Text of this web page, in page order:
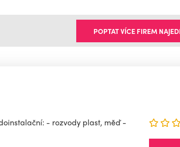
POPTAT VÍCE FIREM
- rozvody plast, měď -